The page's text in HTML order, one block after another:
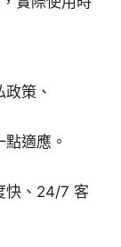
策、
適應。
快、24/7 客